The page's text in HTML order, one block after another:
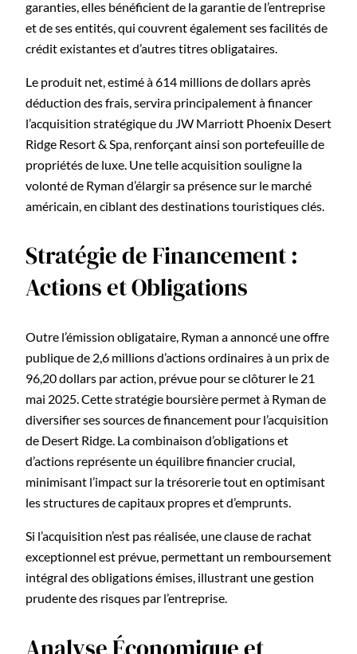
garanties, elles bénéficient de la garantie de l’entreprise
et de ses entités, qui couvrent également ses facilités de
crédit existantes et d’autres titres obligataires.
Le produit net, estimé à 614 millions de dollars après
déduction des frais, servira principalement à financer
l’acquisition stratégique du JW Marriott Phoenix Desert
Ridge Resort & Spa, renforçant ainsi son portefeuille de
propriétés de luxe. Une telle acquisition souligne la
volonté de Ryman d’élargir sa présence sur le marché
américain, en ciblant des destinations touristiques clés.
Stratégie de Financement :
Actions et Obligations
Outre l’émission obligataire, Ryman a annoncé une offre
publique de 2,6 millions d’actions ordinaires à un prix de
96,20 dollars par action, prévue pour se clôturer le 21
mai 2025. Cette stratégie boursière permet à Ryman de
diversifier ses sources de financement pour l’acquisition
de Desert Ridge. La combinaison d’obligations et
d’actions représente un équilibre financier crucial,
minimisant l’impact sur la trésorerie tout en optimisant
les structures de capitaux propres et d’emprunts.
Si l’acquisition n’est pas réalisée, une clause de rachat
exceptionnel est prévue, permettant un remboursement
intégral des obligations émises, illustrant une gestion
prudente des risques par l’entreprise.